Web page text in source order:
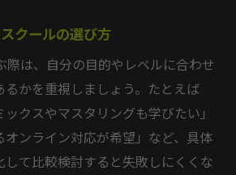
クールの選び方
際は、自分の目的やレベルに合わせ
かを重視しましょう。たとえば
ックスやマスタリングも学びたい」
オンライン対応が希望」など、具体
て比較検討すると失敗しにくくな